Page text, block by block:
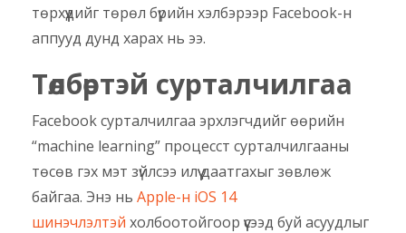
төрхүүдийг төрөл бүрийн хэлбэрээр Facebook-н
аппууд дунд харах нь ээ.
Төлбөртэй сурталчилгаа
Facebook сурталчилгаа эрхлэгчдийг өөрийн
“machine learning” процесст сурталчилгааны
төсөв гэх мэт зүйлсээ илүү даатгахыг зөвлөж
байгаа. Энэ нь Apple-н iOS 14
шинэчлэлтэй холбоотойгоор үүсээд буй асуудлыг